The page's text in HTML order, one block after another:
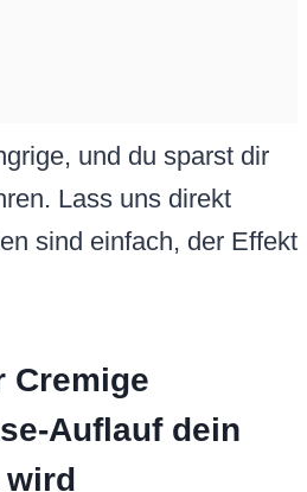
und du sparst dir
Lass uns direkt
sind einfach, der Effekt
Cremige
Auflauf dein
wird